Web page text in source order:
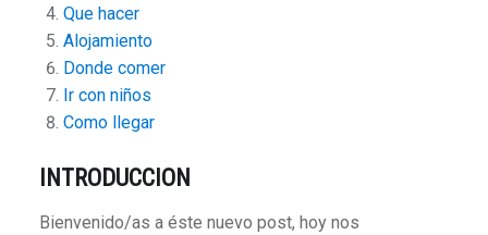
Que hacer
Alojamiento
Donde comer
Ir con niños
Como llegar
INTRODUCCION
Bienvenido/as a éste nuevo post, hoy nos